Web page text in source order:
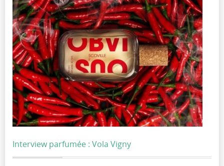
Interview parfumée : Vola Vigny